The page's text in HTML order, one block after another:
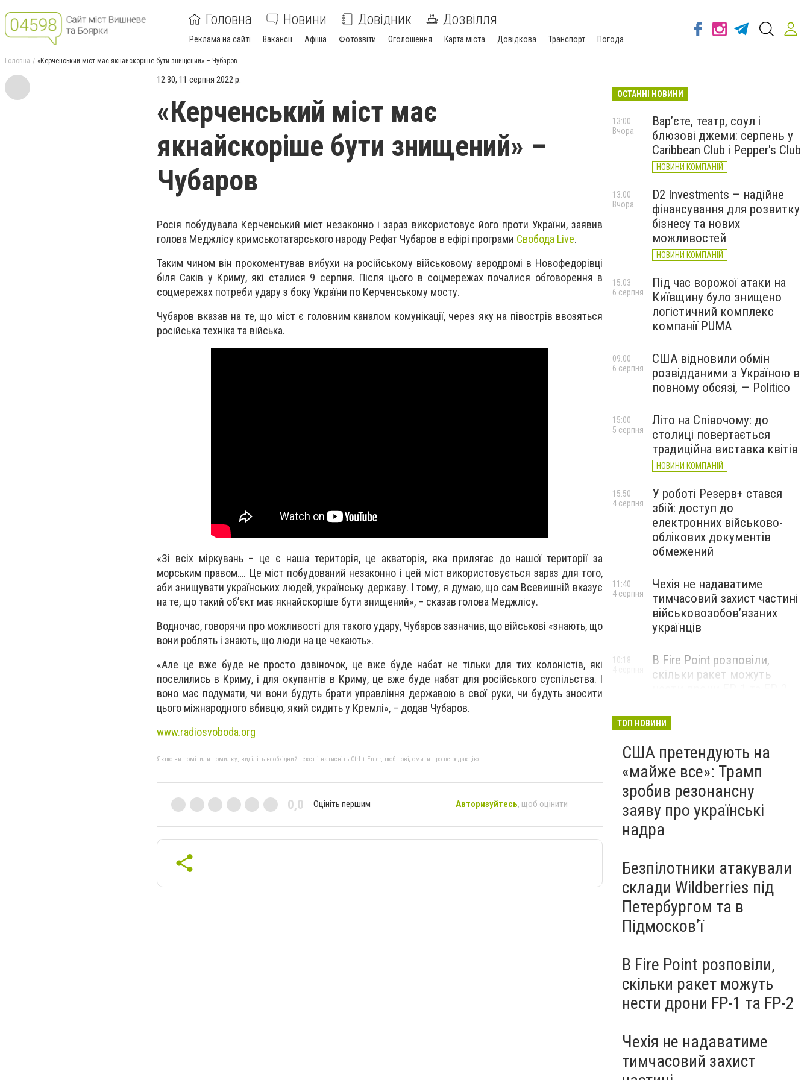
Головна Новини Довідник Дозвілля
Реклама на сайті Вакансії Афіша Фотозвіти Оголошення Карта міста Довідкова Транспорт Погода
Головна «Керченський міст має якнайскоріше бути знищений» – Чубаров
12:30, 11 серпня 2022 р.
«Керченський міст має
якнайскоріше бути знищений» –
Чубаров
Росія побудувала Керченський міст незаконно і зараз використовує його проти України, заявив
голова Меджлісу кримськотатарського народу Рефат Чубаров в ефірі програми Свобода Live.
Таким чином він прокоментував вибухи на російському військовому аеродромі в Новофедорівці
біля Саків у Криму, які сталися 9 серпня. Після цього в соцмережах почалися обговорення в
соцмережах потреби удару з боку України по Керченському мосту.
Чубаров вказав на те, що міст є головним каналом комунікації, через яку на півострів ввозяться
російська техніка та війська.
«Зі всіх міркувань – це є наша територія, це акваторія, яка прилягає до нашої території за
морським правом…. Це міст побудований незаконно і цей міст використовується зараз для того,
аби знищувати українських людей, українську державу. І тому, я думаю, що сам Всевишній вказує
на те, що такий об’єкт має якнайскоріше бути знищений», – сказав голова Меджлісу.
Водночас, говорячи про можливості для такого удару, Чубаров зазначив, що військові «знають, що
вони роблять і знають, що люди на це чекають».
«Але це вже буде не просто дзвіночок, це вже буде набат не тільки для тих колоністів, які
поселились в Криму, і для окупантів в Криму, це вже буде набат для російського суспільства. І
воно має подумати, чи вони будуть брати управління державою в свої руки, чи будуть зносити
цього міжнародного вбивцю, який сидить у Кремлі», – додав Чубаров.
www.radiosvoboda.org
Якщо ви помітили помилку, виділіть необхідний текст і натисніть Ctrl + Enter, щоб повідомити про це редакцію
0,0 Оцініть першим Авторизуйтесь, щоб оцінити
ОСТАННІ НОВИНИ
Вар’єте, театр, соул і
блюзові джеми: серпень у
Caribbean Club і Pepper's Club
НОВИНИ КОМПАНІЙ
13:00
Вчора
D2 Investments – надійне
фінансування для розвитку
бізнесу та нових
можливостей
НОВИНИ КОМПАНІЙ
13:00
Вчора
Під час ворожої атаки на
Київщину було знищено
логістичний комплекс
компанії PUMA
15:03
6 серпня
США відновили обмін
розвідданими з Україною в
повному обсязі, — Politico
09:00
6 серпня
Літо на Співочому: до
столиці повертається
традиційна виставка квітів
НОВИНИ КОМПАНІЙ
15:00
5 серпня
У роботі Резерв+ стався
збій: доступ до
електронних військово-
облікових документів
обмежений
15:50
4 серпня
Чехія не надаватиме
тимчасовий захист частині
військовозобов’язаних
українців
11:40
4 серпня
В Fire Point розповіли,
скільки ракет можуть
10:18
ТОП НОВИНИ
США претендують на
«майже все»: Трамп
зробив резонансну
заяву про українські
надра
Безпілотники атакували
склади Wildberries під
Петербургом та в
Підмосков’ї
В Fire Point розповіли,
скільки ракет можуть
нести дрони FP-1 та FP-2
Чехія не надаватиме
тимчасовий захист